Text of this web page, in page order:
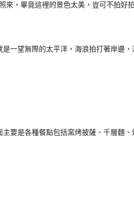
來，畢竟這裡的景色太美，豈可不拍好
一望無際的太平洋，海浪拍打著岸邊
要是各種餐點包括窯烤披薩、千層麵